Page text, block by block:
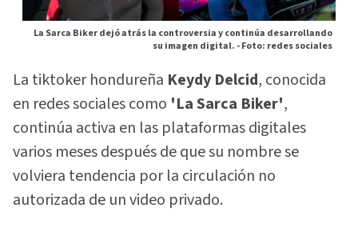
La Sarca Biker dejó atrás la controversia y continúa desarrollando
su imagen digital. -Foto: redes sociales
La tiktoker hondureña Keydy Delcid, conocida
en redes sociales como 'La Sarca Biker',
continúa activa en las plataformas digitales
varios meses después de que su nombre se
volviera tendencia por la circulación no
autorizada de un video privado.